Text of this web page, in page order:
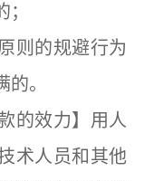
的规避行为
。
的效力】用人
术人员和其他